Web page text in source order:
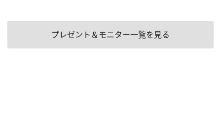
プレゼント＆モニター一覧を見る